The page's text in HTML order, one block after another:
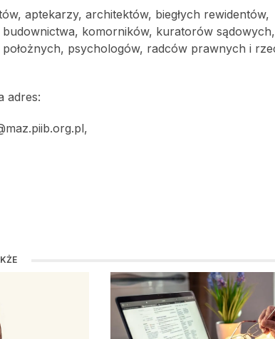
aptekarzy, architektów, biegłych rewidentów,
komorników, kuratorów
psychologów, radców prawnych i
adres: